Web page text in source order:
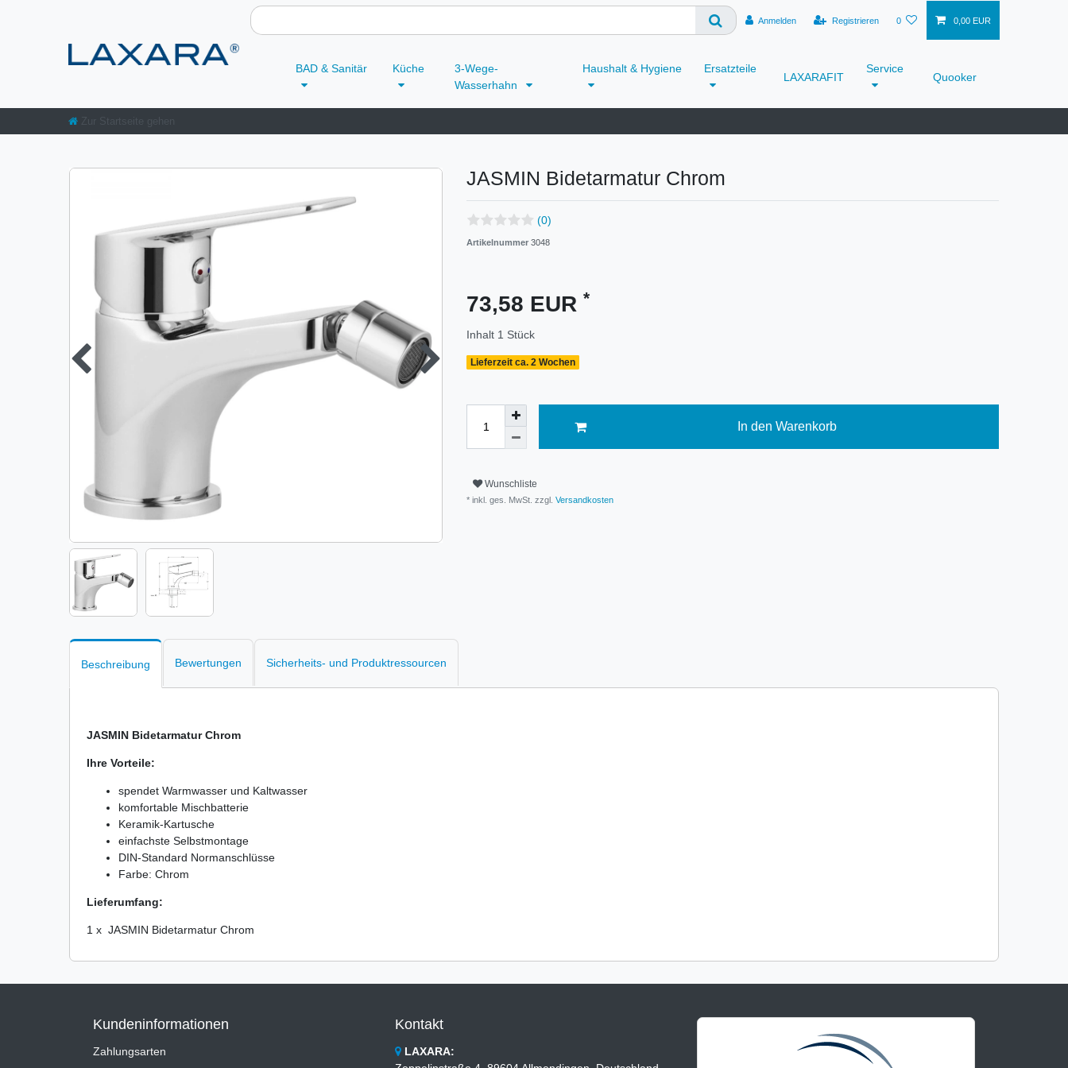
Anmelden Registrieren 0 0,00 EUR
BAD & Sanitär Küche
3-Wege-
Wasserhahn
Haushalt & Hygiene Ersatzteile
LAXARAFIT
Service
Quooker
JASMIN Bidetarmatur Chrom
(0)
Artikelnummer 3048
73,58 EUR *
Inhalt 1 Stück
Lieferzeit ca. 2 Wochen
In den Warenkorb
Wunschliste
* inkl. ges. MwSt. zzgl. Versandkosten
Beschreibung Bewertungen Sicherheits- und Produktressourcen
JASMIN Bidetarmatur Chrom
Ihre Vorteile:
spendet Warmwasser und Kaltwasser
komfortable Mischbatterie
Keramik-Kartusche
einfachste Selbstmontage
DIN-Standard Normanschlüsse
Farbe: Chrom
Lieferumfang:
1 x JASMIN Bidetarmatur Chrom
Kundeninformationen
Zahlungsarten
Kontakt
LAXARA: